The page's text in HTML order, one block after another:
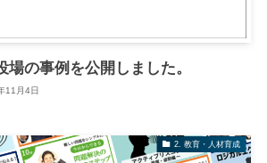
の事例を公開しました。
11月4日
2. 教育・人材育成